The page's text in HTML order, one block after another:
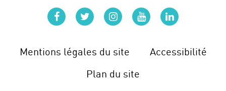
Mentions légales du site
Accessibilité
Plan du site
facebooktwitterinstagram
youtubelinkedin